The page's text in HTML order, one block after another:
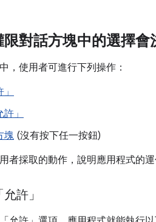
對話方塊中的選擇會
，使用者可進行下列操作：
」
塊 (沒有按下任一按鈕)
者採取的動作，說明應用程式的運
許」